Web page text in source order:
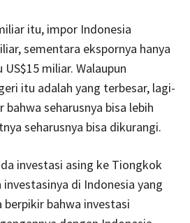
itu, impor Indonesia
sementara ekspornya hanya
miliar. Walaupun
itu adalah yang terbesar, lagi-
seharusnya bisa lebih
seharusnya bisa dikurangi.
investasi asing ke Tiongkok
di Indonesia yang
bahwa investasi